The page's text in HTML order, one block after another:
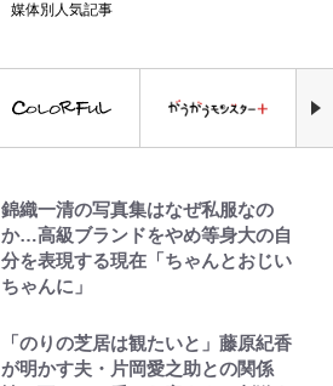
媒体別人気記事
錦織一清の写真集はなぜ私服なの
か…高級ブランドをやめ等身大の自
分を表現する現在「ちゃんとおじい
ちゃんに」
「のりの芝居は観たいと」藤原紀香
が明かす夫・片岡愛之助との関係
空の轍と大地の雲と 第1回
公式-異世界クラフトぐらし~自由気
ままな生産職のほのぼのスローライ
フ~ 第45話(3)
(3)
「見るんじゃなかった」怪奇に心
霊、未確認生命体まで…昭和キッズ
を震え上がらせた「恐怖のテレビ番
組」
「ハイキュー!! おせち2027」の予
約がスタート！“春高”を見事表現
｢最後の1枚…ワルぃゎ〜｣鈴木優磨
が激勝翌日に写真12枚投稿→渾身
の“煽りショット”に興奮！｢最後の
1枚までの壮大なフリ｣｢知念くんの
｢マジでなんちゅー作戦なの槙野監
宮崎麗果、“10キロ減”告白後の背
骨・肋骨くっきりトレ姿に「痩せ過
ぎてませんか」心配の声も 夫・黒
木啓司にはDV巡る逮捕報道
『ラヴ上等2』金髪モデル美女
が“シールでタトゥー隠し”に疑問
【当事者が語る】“海なし県民”と
海に行くなら教えてあげてほしい
「3つの事」 あまりの“不慣れ”さが
招いた「ガッカリ経験」レポ
青く美しい「幸せのブルービー」の
正体とは？ 身近な場所で見つける
えびめしの流儀